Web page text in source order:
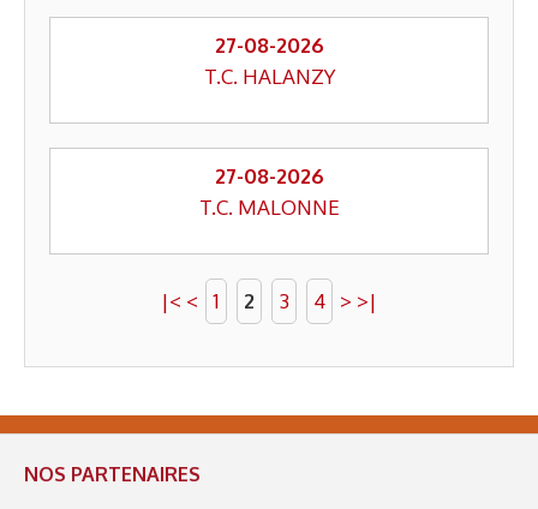
27-08-2026
T.C. HALANZY
27-08-2026
T.C. MALONNE
|< < 1 2 3 4 > >|
NOS PARTENAIRES